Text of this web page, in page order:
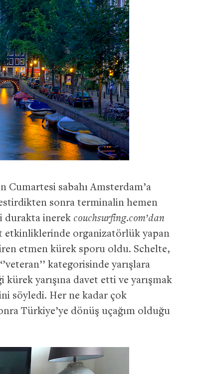
Cumartesi sabahı Amsterdam’a
sonra terminalin hemen
durakta inerek couchsurfing.com’dan
etkinliklerinde organizatörlük yapan
etmen kürek sporu oldu. Schelte,
kategorisinde yarışlara
yarışına davet etti ve yarışmak
söyledi. Her ne kadar çok
Türkiye’ye dönüş uçağım olduğu